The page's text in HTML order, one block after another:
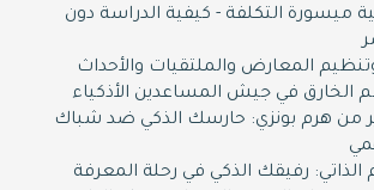
ميسورة التكلفة - كيفية الدراسة دون
وتنظيم المعارض والملتقيات والأحداث
الخارق في جيش المساعدين الأذكياء
من هرم بونزي: حارسك الذكي ضد شباك
الذاتي: رفيقك الذكي في رحلة المعرفة